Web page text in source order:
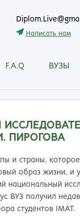
Написать нам
F.A.Q ВУЗЫ
ПИРОГОВА
и страны,
образ жизни, и
национальный
ВУЗ получил
студентов IMAT.